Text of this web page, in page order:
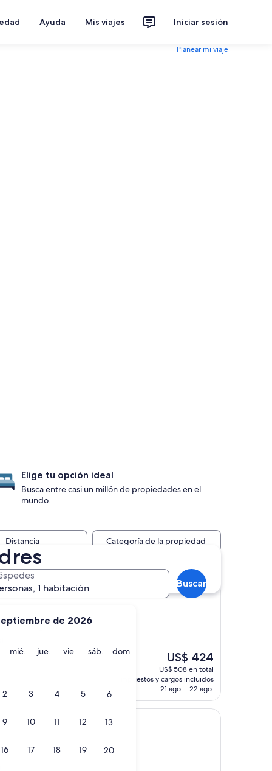
Ayuda Mis viajes Iniciar sesión
Planear mi viaje
de 2026
martes
mié. miércoles
jue. jueves
vie. viernes
sáb. sábado
dom.
2 3 4 5 6
9 10 11 12 13
16 17 18 19 20
1 habitación
Buscar
Elige tu opción ideal
Busca entre casi un millón de propiedades en el
mundo.
Distancia Categoría de la propiedad
de Buckingham
de Buckingham
El
precio
actual
es
de
US$ 424
US$ 424
US$ 508 en total
impuestos y cargos incluidos
21 ago. - 22 ago.